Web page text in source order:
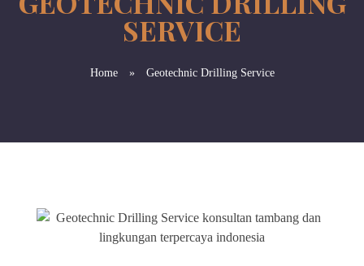
Home » Geotechnic Drilling Service
SERVICE